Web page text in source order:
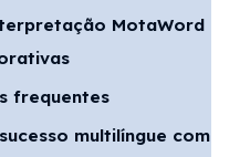
MotaWord
frequentes
multilíngue com